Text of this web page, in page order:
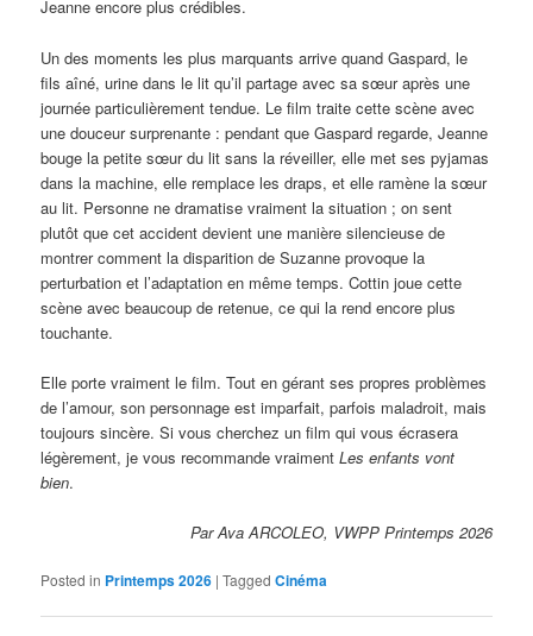
Jeanne encore plus crédibles.
Un des moments les plus marquants arrive quand Gaspard, le
fils aîné, urine dans le lit qu’il partage avec sa sœur après une
journée particulièrement tendue. Le film traite cette scène avec
une douceur surprenante : pendant que Gaspard regarde, Jeanne
bouge la petite sœur du lit sans la réveiller, elle met ses pyjamas
dans la machine, elle remplace les draps, et elle ramène la sœur
au lit. Personne ne dramatise vraiment la situation ; on sent
plutôt que cet accident devient une manière silencieuse de
montrer comment la disparition de Suzanne provoque la
perturbation et l’adaptation en même temps. Cottin joue cette
scène avec beaucoup de retenue, ce qui la rend encore plus
touchante.
Elle porte vraiment le film. Tout en gérant ses propres problèmes
de l’amour, son personnage est imparfait, parfois maladroit, mais
toujours sincère. Si vous cherchez un film qui vous écrasera
légèrement, je vous recommande vraimentLes enfants vont
bien.
Par Ava ARCOLEO, VWPP Printemps 2026
Posted in Printemps 2026 |Tagged Cinéma